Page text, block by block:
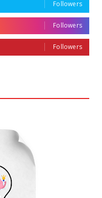
Followers
Followers
Followers